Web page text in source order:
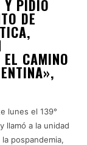
Y PIDIÓ
DE
EL CAMINO
lunes el 139°
llamó a la unidad
pospandemia,